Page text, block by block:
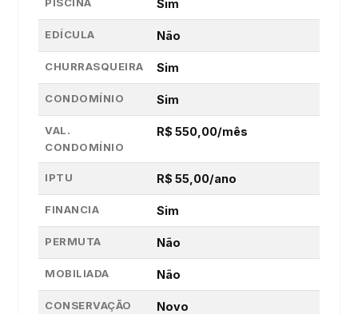
Sim
EDÍCULA Não
CHURRASQUEIRA Sim
CONDOMÍNIO Sim
VAL.
CONDOMÍNIO
R$ 550,00/mês
IPTU R$ 55,00/ano
FINANCIA Sim
PERMUTA Não
MOBILIADA Não
CONSERVAÇÃO Novo